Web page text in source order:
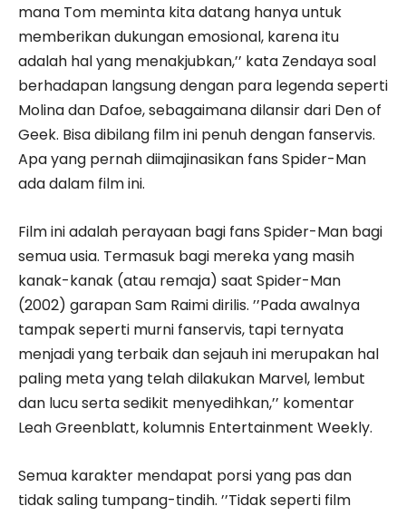
mana Tom meminta kita datang hanya untuk
memberikan dukungan emosional, karena itu
adalah hal yang menakjubkan,’’ kata Zendaya soal
berhadapan langsung dengan para legenda seperti
Molina dan Dafoe, sebagaimana dilansir dari Den of
Geek. Bisa dibilang film ini penuh dengan fanservis.
Apa yang pernah diimajinasikan fans Spider-Man
ada dalam film ini.
Film ini adalah perayaan bagi fans Spider-Man bagi
semua usia. Termasuk bagi mereka yang masih
kanak-kanak (atau remaja) saat Spider-Man
(2002) garapan Sam Raimi dirilis. ’’Pada awalnya
tampak seperti murni fanservis, tapi ternyata
menjadi yang terbaik dan sejauh ini merupakan hal
paling meta yang telah dilakukan Marvel, lembut
dan lucu serta sedikit menyedihkan,’’ komentar
Leah Greenblatt, kolumnis Entertainment Weekly.
Semua karakter mendapat porsi yang pas dan
tidak saling tumpang-tindih. ’’Tidak seperti film